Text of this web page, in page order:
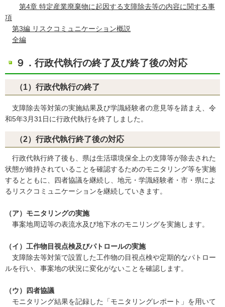
第4章 特定産業廃棄物に起因する支障除去等の内容に関する事
項
第3編 リスクコミュニケーション概説
全編
９．行政代執行の終了及び終了後の対応
（1）行政代執行の終了
支障除去等対策の実施結果及び学識経験者の意見等を踏まえ、令
和5年3月31日に行政代執行を終了しました。
（2）行政代執行終了後の対応
行政代執行終了後も、県は生活環境保全上の支障等が除去された
状態が維持されていることを確認するためのモニタリング等を実施
するとともに、四者協議を継続し、地元・学識経験者・市・県によ
るリスクコミュニケーションを継続していきます。
（ア）モニタリングの実施
事案地周辺等の表流水及び地下水のモニリングを実施します。
（イ）工作物目視点検及びパトロールの実施
支障除去等対策で設置した工作物の目視点検や定期的なパトロー
ルを行い、事案地の状況に変化がないことを確認します。
（ウ）四者協議
モニタリング結果を記録した「モニタリングレポート」を用いて